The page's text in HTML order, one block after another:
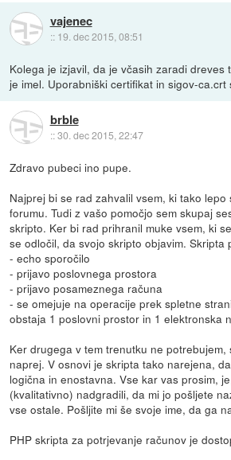
vajenec
:: 19. dec 2015, 08:51
Kolega je izjavil, da je včasih zaradi dreves
je imel. Uporabniški certifikat in sigov-ca.crt
brble
::30. dec 2015, 22:47
Zdravo pubeci ino pupe.
Najprej bi se rad zahvalil vsem, ki tako
forumu. Tudi z vašo pomočjo sem skupaj
skripto. Ker bi rad prihranil muke vsem, ki
se odločil, da svojo skripto objavim. Skripta
- echo sporočilo
- prijavo poslovnega prostora
- prijavo posameznega računa
- se omejuje na operacije prek spletne
obstaja 1 poslovni prostor in 1 elektronska
Ker drugega v tem trenutku ne potrebujem,
naprej. V osnovi je skripta tako narejena,
logična in enostavna. Vse kar vas prosim,
(kvalitativno) nadgradili, da mi jo pošljete
vse ostale. Pošljite mi še svoje ime, da ga
PHP skripta za potrjevanje računov je